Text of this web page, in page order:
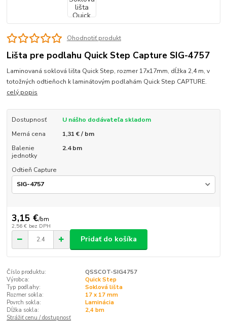
Ohodnotiť produkt
Lišta pre podlahu Quick Step Capture SIG-4757
Laminovaná soklová lišta Quick Step, rozmer 17x17mm, dĺžka 2,4 m, v
totožných odtieňoch k laminátovým podlahám Quick Step CAPTURE.
celý popis
Dostupnosť
U nášho dodávateľa skladom
Merná cena
1,31 € / bm
Balenie
jednotky
2.4 bm
Odtieň Capture
3,15 €/bm
2,56 € bez DPH
Pridať do košíka
Číslo produktu:
QSSCOT-SIG4757
Výrobca:
Quick Step
Typ podlahy:
Soklová lišta
Rozmer sokla:
17 x 17 mm
Povrch sokla:
Laminácia
Dĺžka sokla:
2,4 bm
Strážiť cenu / dostupnosť